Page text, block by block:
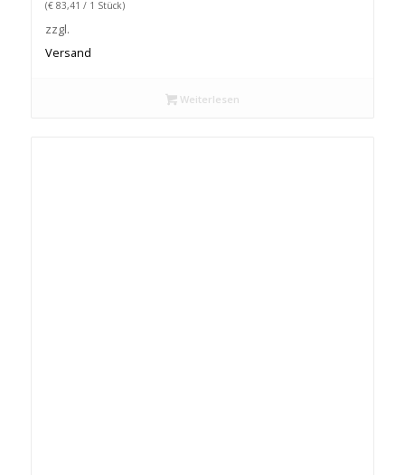
(€83,41 / 1 Stück)
zzgl.
Versand
Weiterlesen